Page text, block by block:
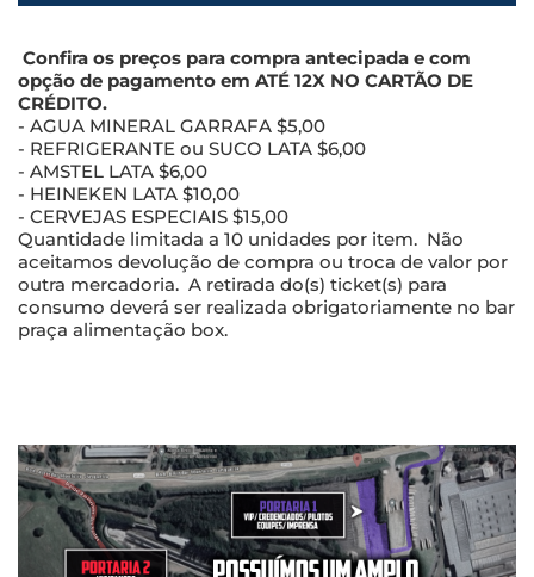
Confira os preços para compra antecipada e com
opção de pagamento em ATÉ 12X NO CARTÃO DE
CRÉDITO.
- AGUA MINERAL GARRAFA $5,00
- REFRIGERANTE ou SUCO LATA $6,00
- AMSTEL LATA $6,00
- HEINEKEN LATA $10,00
- CERVEJAS ESPECIAIS $15,00
Quantidade limitada a 10 unidades por item. Não
aceitamos devolução de compra ou troca de valor por
outra mercadoria. A retirada do(s) ticket(s) para
consumo deverá ser realizada obrigatoriamente no bar
praça alimentação box.